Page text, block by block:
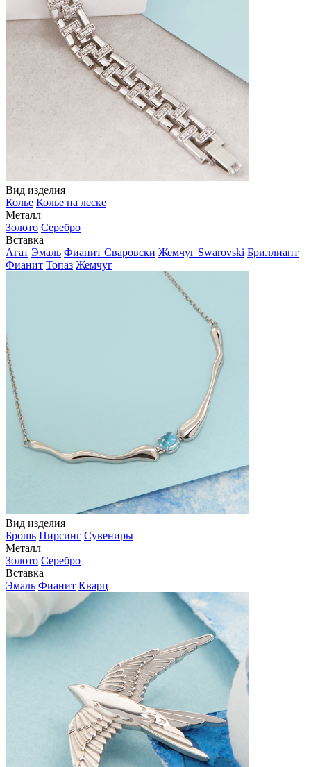
Вид изделия
Колье Колье на леске
Металл
Золото Серебро
Вставка
Агат Эмаль Фианит Сваровски Жемчуг Swarovski Бриллиант
Фианит Топаз Жемчуг
Вид изделия
Брошь Пирсинг Сувениры
Металл
Золото Серебро
Вставка
Эмаль Фианит Кварц